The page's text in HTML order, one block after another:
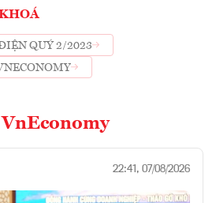
QUÝ 2/2023
VnEconomy
22:41, 07/08/2026